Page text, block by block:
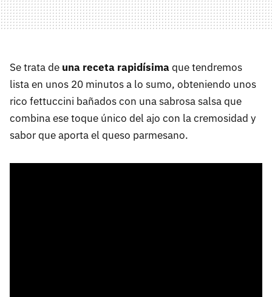
Se trata de una receta rapidísimaque tendremos
lista en unos 20 minutos a lo sumo, obteniendo unos
rico fettuccini bañados con una sabrosa salsa que
combina ese toque único del ajo con la cremosidad y
sabor que aporta el queso parmesano.